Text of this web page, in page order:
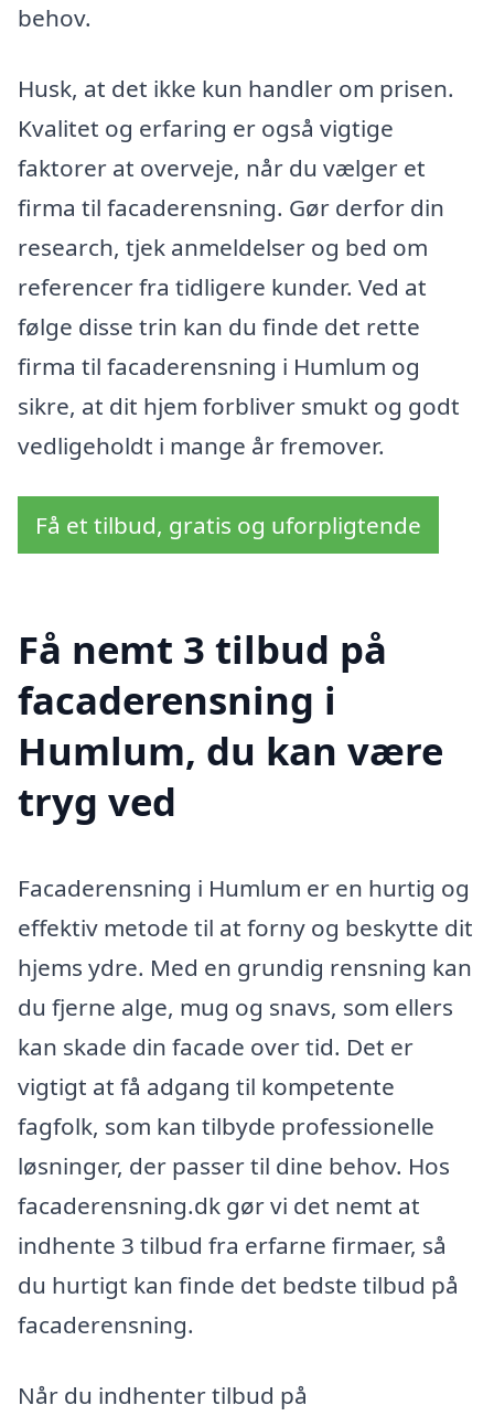
behov.
Husk, at det ikke kun handler om prisen.
Kvalitet og erfaring er også vigtige
faktorer at overveje, når du vælger et
firma til facaderensning. Gør derfor din
research, tjek anmeldelser og bed om
referencer fra tidligere kunder. Ved at
følge disse trin kan du finde det rette
firma til facaderensning i Humlum og
sikre, at dit hjem forbliver smukt og godt
vedligeholdt i mange år fremover.
Få et tilbud, gratis og uforpligtende
Få nemt 3 tilbud på
facaderensning i
Humlum, du kan være
tryg ved
Facaderensning i Humlum er en hurtig og
effektiv metode til at forny og beskytte dit
hjems ydre. Med en grundig rensning kan
du fjerne alge, mug og snavs, som ellers
kan skade din facade over tid. Det er
vigtigt at få adgang til kompetente
fagfolk, som kan tilbyde professionelle
løsninger, der passer til dine behov. Hos
facaderensning.dk gør vi det nemt at
indhente 3 tilbud fra erfarne firmaer, så
du hurtigt kan finde det bedste tilbud på
facaderensning.
Når du indhenter tilbud på